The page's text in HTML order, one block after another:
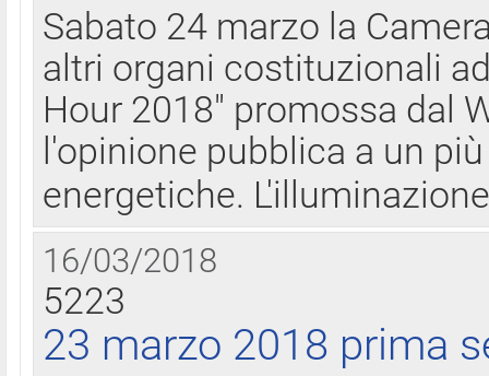
Sabato 24 marzo la
altri organi costituzionali
Hour 2018" promossa dal
l'opinione pubblica a un
energetiche.
16/03/2018
5223
23 marzo 2018 prima